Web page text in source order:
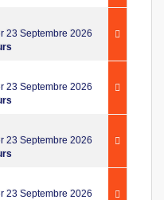
23 Septembre 2026
23 Septembre 2026
23 Septembre 2026
23 Septembre 2026